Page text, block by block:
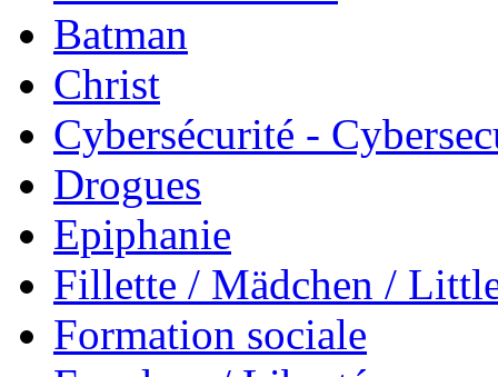
Batman
Christ
Cybersécurité -
Drogues
Epiphanie
Fillette / Mädchen /
Formation sociale